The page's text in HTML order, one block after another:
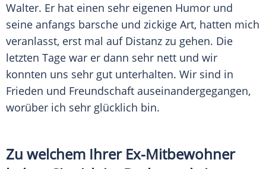
Walter. Er hat einen sehr eigenen Humor und
seine anfangs barsche und zickige Art, hatten mich
veranlasst, erst mal auf Distanz zu gehen. Die
letzten Tage war er dann sehr nett und wir
konnten uns sehr gut unterhalten. Wir sind in
Frieden und Freundschaft auseinandergegangen,
worüber ich sehr glücklich bin.
Zu welchem Ihrer Ex-Mitbewohner